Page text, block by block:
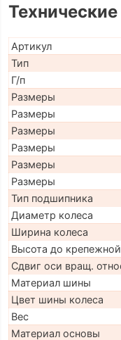
Артикул
Тип
Г/п
Размеры
Размеры
Размеры
Размеры
Размеры
Размеры
Тип подшипника
Диаметр колеса
Ширина колеса
Высота до
Сдвиг оси вращ.
Материал шины
Цвет шины колеса
Вес
Материал основы